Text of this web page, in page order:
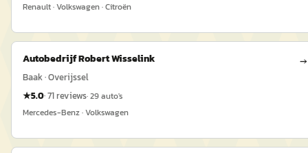
Renault · Volkswagen · Citroën
Autobedrijf Robert Wisselink →
Baak · Overijssel
★5.0·71reviews·29auto's
Mercedes-Benz · Volkswagen